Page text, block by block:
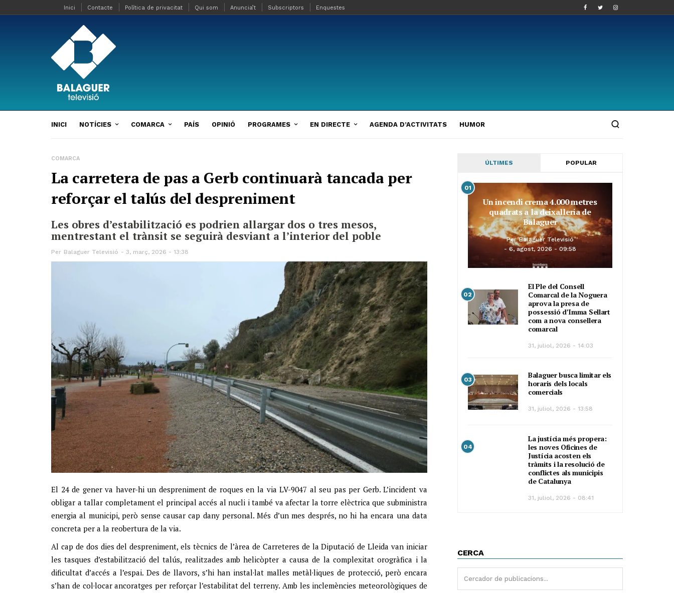
Inici Contacte Política de privacitat Qui som Anuncia’t Subscriptors Enquestes
INICI NOTÍCIES COMARCA PAÍS OPINIÓ PROGRAMES EN DIRECTE AGENDA D’ACTIVITATS HUMOR
COMARCA
La carretera de pas a Gerb continuarà tancada per
reforçar el talús del despreniment
Les obres d’estabilització es podrien allargar dos o tres mesos,
mentrestant el trànsit se seguirà desviant a l’interior del poble
Per Balaguer Televisió 3, març, 2026 - 13:38
El 24 de gener va haver-hi un despreniment de roques en la via LV-9047 al seu pas per Gerb. L’incident va
obligar a tallar completament el principal accés al nucli i també va afectar la torre elèctrica que subministra
energia al municipi, però sense causar cap dany personal. Més d’un mes després, no hi ha encara una data
concreta per a la reobertura de la via.
Al cap de dos dies del despreniment, els tècnics de l’àrea de Carreteres de la Diputació de Lleida van iniciar
les tasques d’estabilització del talús, realitzades amb helicòpter a causa de la complexitat orogràfica i la
dificultat d’accés a l’espai. Des de llavors, s’hi han instal·lat malles metàl·liques de protecció, però encara
s’han de col·locar ancoratges per reforçar l’estabilitat del terreny. Amb les inclemències meteorològiques de
ÚLTIMES POPULAR
01
Un incendi crema 4.000 metres
quadrats a la deixalleria de
Balaguer
Per Balaguer Televisió
6, agost, 2026 - 09:58
02
El Ple del Consell
Comarcal de la Noguera
aprova la presa de
possessió d’Imma Sellart
com a nova consellera
comarcal
31, juliol, 2026 - 14:03
03
Balaguer busca limitar els
horaris dels locals
comercials
31, juliol, 2026 - 13:58
04
La justícia més propera:
les noves Oficines de
Justícia acosten els
tràmits i la resolució de
conflictes als municipis
de Catalunya
31, juliol, 2026 - 08:41
CERCA